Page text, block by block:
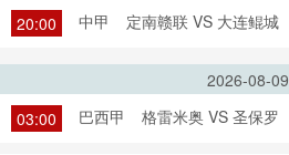
20:00 中甲 定南赣联 VS 大连鲲城
2026-08-09
03:00
巴西甲 格雷米奥 VS 圣保罗